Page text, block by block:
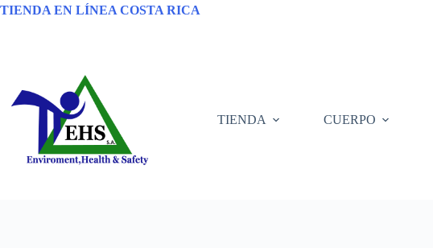
TIENDA EN LÍNEA COSTA RICA
TIENDA CUERPO